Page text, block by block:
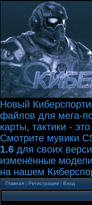
Новый
файлов для мега-
карты, тактики -
Смотрите мувики
1.6 для своих
изменённые
на нашем
Главная | Регистрация | Вход